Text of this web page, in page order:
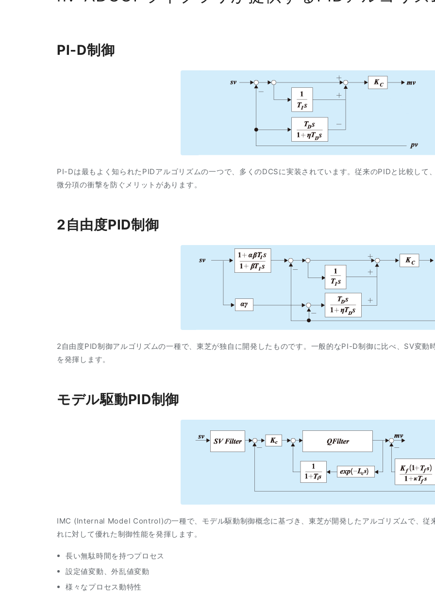
PI-D制御
PI-Dは最もよく知られたPIDアルゴリズムの一つで、多くのDCSに実装されています。従来のPIDと比較して
微分項の衝撃を防ぐメリットがあります。
2自由度PID制御
2自由度PID制御アルゴリズムの一種で、東芝が独自に開発したものです。一般的なPI-D制御に比べ、SV変動
を発揮します。
モデル駆動PID制御
IMC (Internal Model Control)の一種で、モデル駆動制御概念に基づき、東芝が開発したアルゴリズムで、従
れに対して優れた制御性能を発揮します。
長い無駄時間を持つプロセス
設定値変動、外乱値変動
様々なプロセス動特性